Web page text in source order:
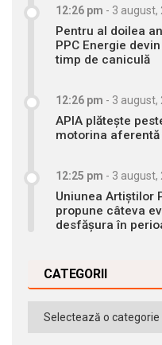
12:26 pm - 3 august,
Pentru al doilea
PPC Energie
timp de caniculă
12:26 pm - 3 august,
APIA plătește
motorina
12:25 pm - 3 august,
Uniunea Artiștilor
propune câteva
desfășura în
CATEGORII
Categorii